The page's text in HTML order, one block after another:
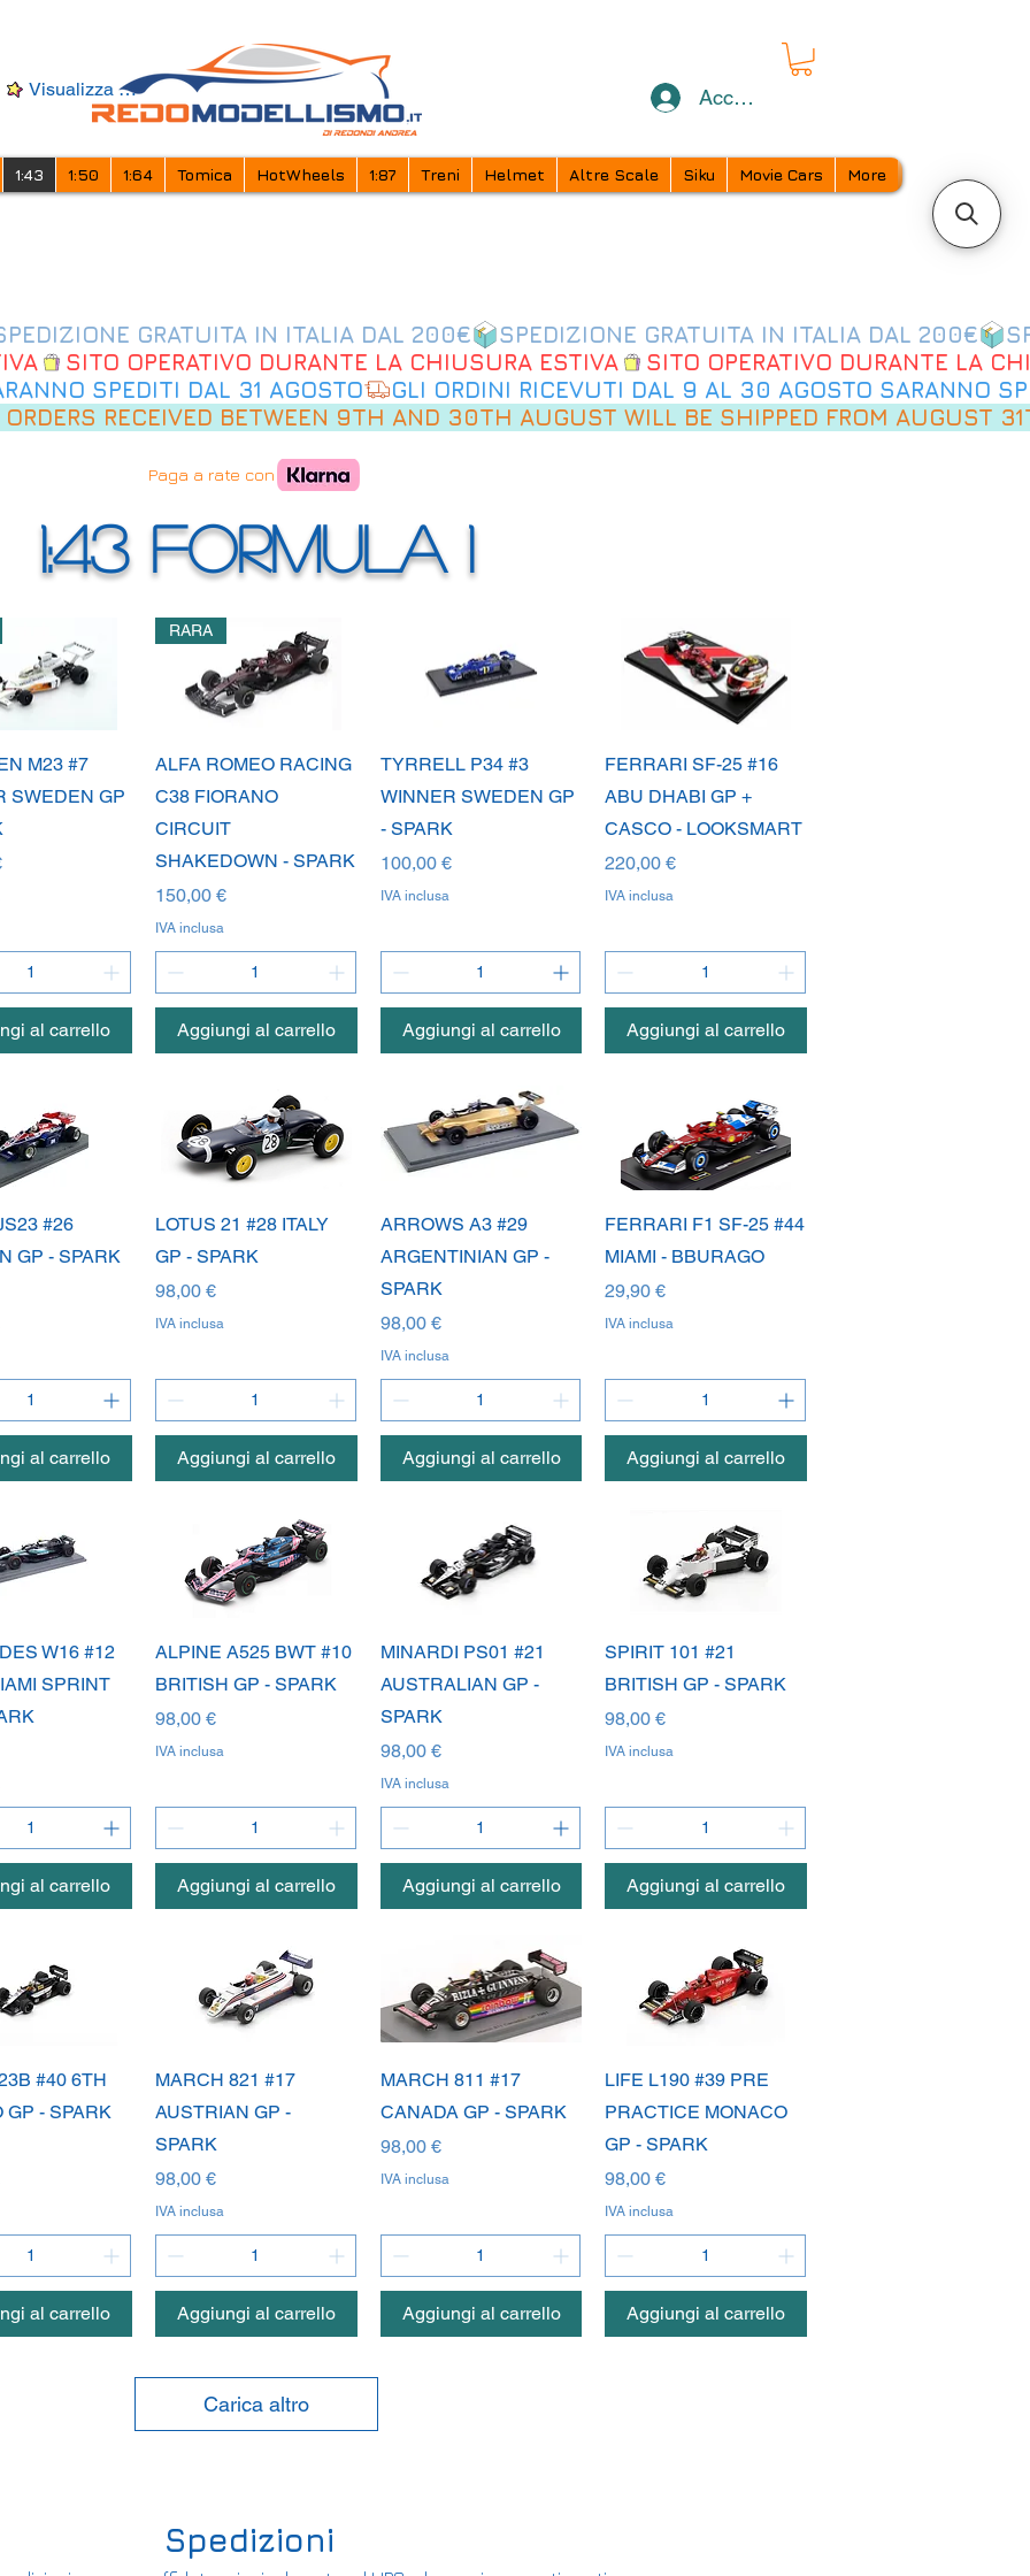
Visualizza punti Accedi
1:43 1:50 1:64 Tomica HotWheels 1:87 Treni Helmet Altre Scale Siku Movie Cars More
SPEDITI DAL 31 AGOSTO
RECEIVED BETWEEN 9TH AND 30TH AUGUST WILL BE SHIPPED FROM AUGUST
Paga a rate con
1:43 FORMULA 1
rapida
M23 #7
SWEDEN GP
al carrello
Vista rapida
RARA
ALFA ROMEO RACING
C38 FIORANO
CIRCUIT
SHAKEDOWN - SPARK
Prezzo
150,00 €
IVA inclusa
Aggiungi al carrello
Vista rapida
TYRRELL P34 #3
WINNER SWEDEN GP
- SPARK
Prezzo
100,00 €
IVA inclusa
Aggiungi al carrello
Vista rapida
FERRARI SF-25 #16
ABU DHABI GP +
CASCO - LOOKSMART
Prezzo
220,00 €
IVA inclusa
Aggiungi al carrello
rapida
#26
GP - SPARK
al carrello
Vista rapida
LOTUS 21 #28 ITALY
GP - SPARK
Prezzo
98,00 €
IVA inclusa
Aggiungi al carrello
Vista rapida
ARROWS A3 #29
ARGENTINIAN GP -
SPARK
Prezzo
98,00 €
IVA inclusa
Aggiungi al carrello
Vista rapida
FERRARI F1 SF-25 #44
MIAMI - BBURAGO
Prezzo
29,90 €
IVA inclusa
Aggiungi al carrello
rapida
W16 #12
SPRINT
al carrello
Vista rapida
ALPINE A525 BWT #10
BRITISH GP - SPARK
Prezzo
98,00 €
IVA inclusa
Aggiungi al carrello
Vista rapida
MINARDI PS01 #21
AUSTRALIAN GP -
SPARK
Prezzo
98,00 €
IVA inclusa
Aggiungi al carrello
Vista rapida
SPIRIT 101 #21
BRITISH GP - SPARK
Prezzo
98,00 €
IVA inclusa
Aggiungi al carrello
rapida
#40 6TH
GP - SPARK
al carrello
Vista rapida
MARCH 821 #17
AUSTRIAN GP -
SPARK
Prezzo
98,00 €
IVA inclusa
Aggiungi al carrello
Vista rapida
MARCH 811 #17
CANADA GP - SPARK
Prezzo
98,00 €
IVA inclusa
Aggiungi al carrello
Vista rapida
LIFE L190 #39 PRE
PRACTICE MONACO
GP - SPARK
Prezzo
98,00 €
IVA inclusa
Aggiungi al carrello
Carica altro
Spedizioni